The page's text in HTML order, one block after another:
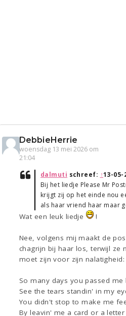
DebbieHerrie
woensdag 13 mei 2026 om
21:04
dalmuti schreef: ↑13-05-
Bij het liedje Please Mr
krijgt zij op het einde nou
als haar vriend haar maar
Wat een leuk liedje !
Nee, volgens mij maakt de
chagrijn bij haar los, terwijl ze
moet zijn voor zijn nalatigheid:
So many days you passed me
See the tears standin' in my
You didn't stop to make me
By leavin' me a card or a letter